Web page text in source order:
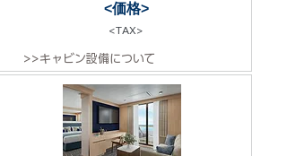
<価格>
<TAX>
>>キャビン設備について